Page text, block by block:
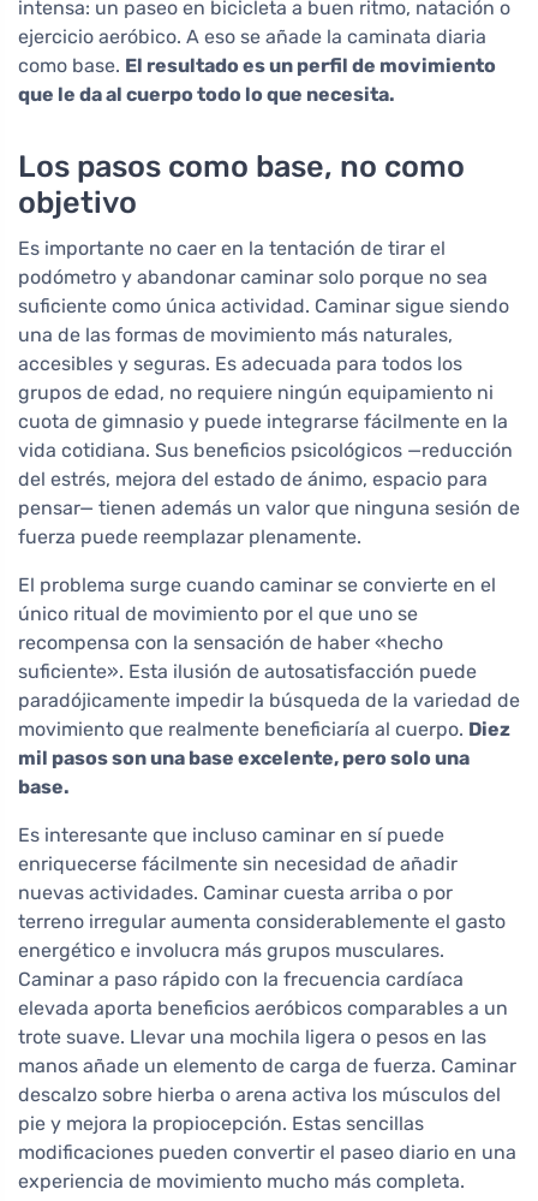
intensa: un paseo en bicicleta a buen ritmo, natación o
ejercicio aeróbico. A eso se añade la caminata diaria
como base. El resultado es un perfil de movimiento
que le da al cuerpo todo lo que necesita.
Los pasos como base, no como
objetivo
Es importante no caer en la tentación de tirar el
podómetro y abandonar caminar solo porque no sea
suficiente como única actividad. Caminar sigue siendo
una de las formas de movimiento más naturales,
accesibles y seguras. Es adecuada para todos los
grupos de edad, no requiere ningún equipamiento ni
cuota de gimnasio y puede integrarse fácilmente en la
vida cotidiana. Sus beneficios psicológicos —reducción
del estrés, mejora del estado de ánimo, espacio para
pensar— tienen además un valor que ninguna sesión de
fuerza puede reemplazar plenamente.
El problema surge cuando caminar se convierte en el
único ritual de movimiento por el que uno se
recompensa con la sensación de haber «hecho
suficiente». Esta ilusión de autosatisfacción puede
paradójicamente impedir la búsqueda de la variedad de
movimiento que realmente beneficiaría al cuerpo. Diez
mil pasos son una base excelente, pero solo una
base.
Es interesante que incluso caminar en sí puede
enriquecerse fácilmente sin necesidad de añadir
nuevas actividades. Caminar cuesta arriba o por
terreno irregular aumenta considerablemente el gasto
energético e involucra más grupos musculares.
Caminar a paso rápido con la frecuencia cardíaca
elevada aporta beneficios aeróbicos comparables a un
trote suave. Llevar una mochila ligera o pesos en las
manos añade un elemento de carga de fuerza. Caminar
descalzo sobre hierba o arena activa los músculos del
pie y mejora la propiocepción. Estas sencillas
modificaciones pueden convertir el paseo diario en una
experiencia de movimiento mucho más completa.